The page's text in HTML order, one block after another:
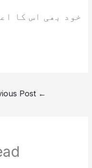
خود بھی اس کا
←